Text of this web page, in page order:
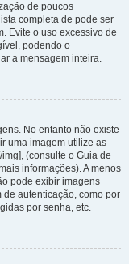
de poucos
completa de pode ser
Evite o uso excessivo de
podendo o
a mensagem inteira.
No entanto não existe
uma imagem utilize as
(consulte o Guia de
informações). A menos
pode exibir imagens
autenticação, como por
por senha, etc.